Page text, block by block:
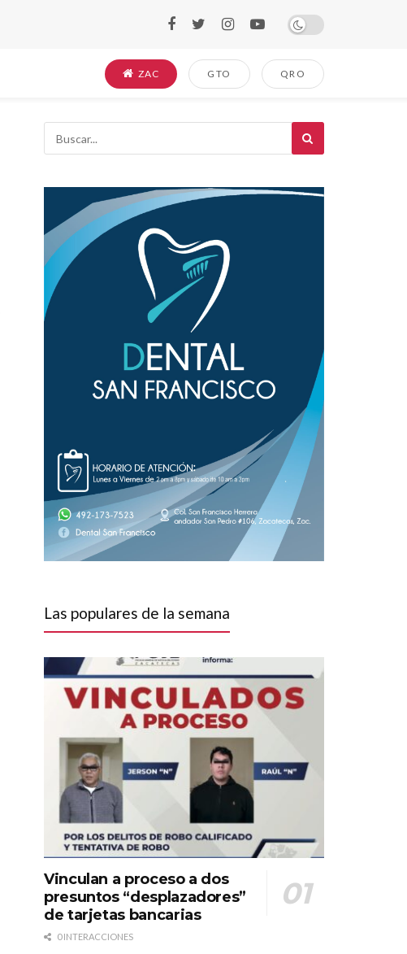
ZAC GTO QRO
Las populares de la semana
Vinculan a proceso a dos
presuntos “desplazadores”
de tarjetas bancarias
0 INTERACCIONES